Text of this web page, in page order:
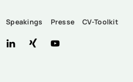
Speakings Presse CV-Toolkit